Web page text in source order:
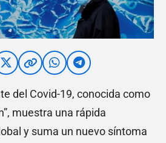
del Covid-19, conocida como
muestra una rápida
y suma un nuevo síntoma